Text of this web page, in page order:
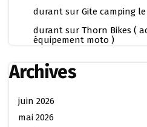
durant sur Gite camping
durant sur Thorn Bikes (
équipement moto )
Archives
juin 2026
mai 2026